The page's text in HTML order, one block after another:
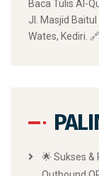
Baca Tulis Al-
Jl. Masjid Baitul
Wates, Kediri.
🌟 Sukses &